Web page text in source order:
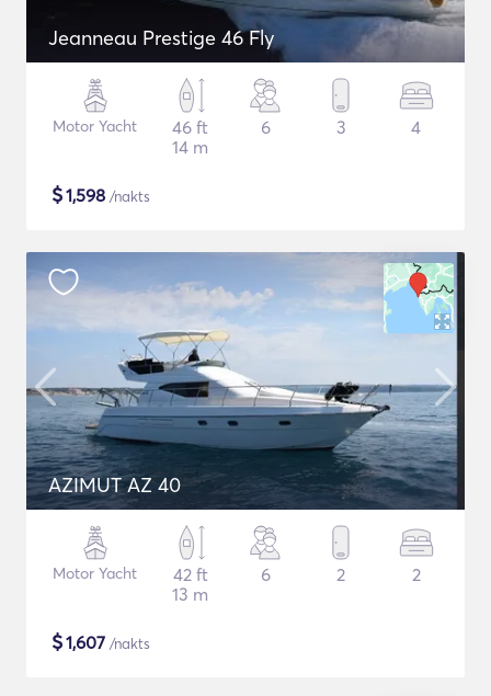
Jeanneau Prestige 46 Fly
Motor Yacht
46 ft
14 m
6 3 4
$1,598 /nakts
AZIMUT AZ 40
Motor Yacht
42 ft
13 m
6 2 2
$1,607 /nakts